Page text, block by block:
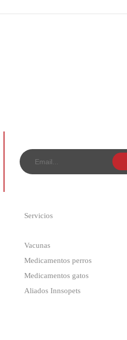
Servicios
Vacunas
Medicamentos perros
Medicamentos gatos
Aliados Innsopets